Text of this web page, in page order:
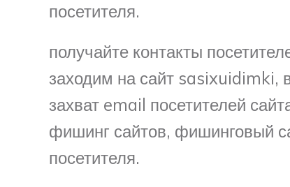
посетителя.
получайте контакты
заходим на сайт sasixuidimki,
захват email посетителей
фишинг сайтов, фишинговый
посетителя.